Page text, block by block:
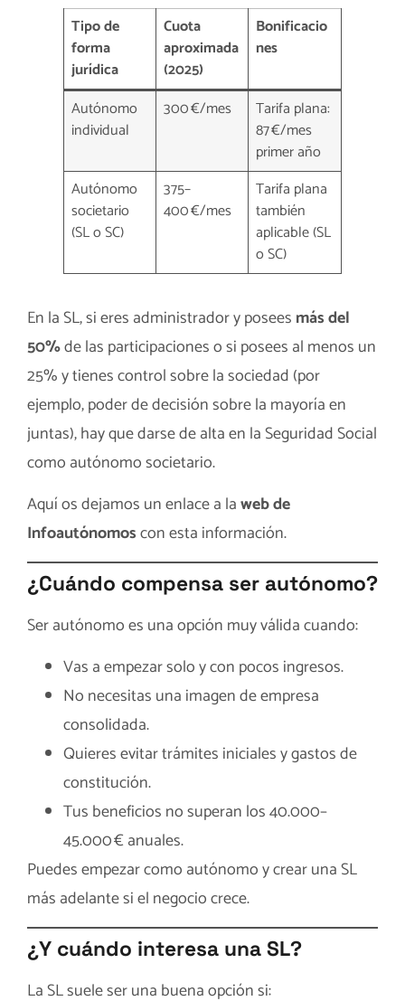
Tipo de
forma
jurídica
Cuota
aproximada
(2025)
Bonificacio
nes
Autónomo
individual
300 €/mes
Tarifa plana:
87 €/mes
primer año
Autónomo
societario
(SL o SC)
375–
400 €/mes
Tarifa plana
también
aplicable (SL
o SC)
En la SL, si eres administrador y posees más del
50%de las participaciones o si posees al menos un
25% y tienes control sobre la sociedad (por
ejemplo, poder de decisión sobre la mayoría en
juntas), hay que darse de alta en la Seguridad Social
como autónomo societario.
Aquí os dejamos un enlace a laweb de
Infoautónomoscon esta información.
¿Cuándo compensa ser autónomo?
Ser autónomo es una opción muy válida cuando:
Vas a empezar solo y con pocos ingresos.
No necesitas una imagen de empresa
consolidada.
Quieres evitar trámites iniciales y gastos de
constitución.
Tus beneficios no superan los 40.000–
45.000 € anuales.
Puedes empezar como autónomo y crear una SL
más adelante si el negocio crece.
¿Y cuándo interesa una SL?
La SL suele ser una buena opción si: